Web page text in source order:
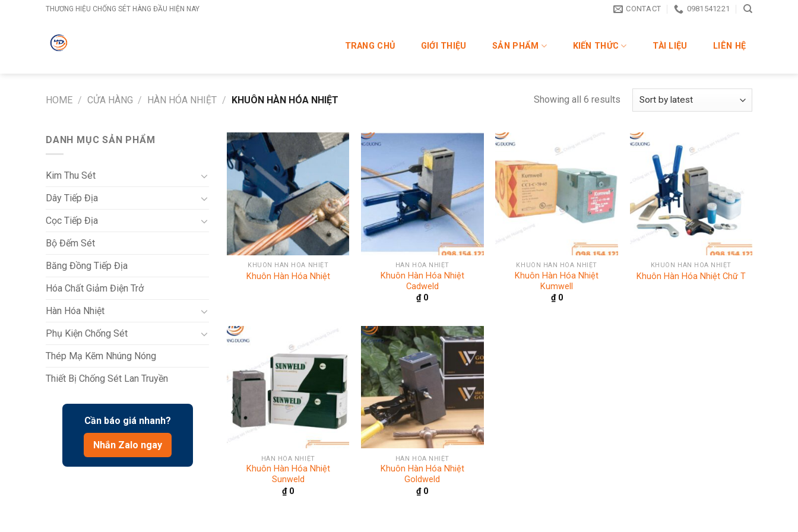
THƯƠNG HIỆU CHỐNG SÉT HÀNG ĐẦU HIỆN NAY CONTACT 0981541221
TRANG CHỦ GIỚI THIỆU SẢN PHẨM KIẾN THỨC TÀI LIỆU LIÊN HỆ
HOME / CỬA HÀNG / HÀN HÓA NHIỆT / KHUÔN HÀN HÓA NHIỆT Showing all 6 results
DANH MỤC SẢN PHẨM
Kim Thu Sét
Dây Tiếp Địa
Cọc Tiếp Địa
Bộ Đếm Sét
Băng Đồng Tiếp Địa
Hóa Chất Giảm Điện Trở
Hàn Hóa Nhiệt
Phụ Kiện Chống Sét
Thép Mạ Kẽm Nhúng Nóng
Thiết Bị Chống Sét Lan Truyền
Cần báo giá nhanh?
Nhắn Zalo ngay
+
KHUÔN HÀN HÓA NHIỆT
Khuôn Hàn Hóa Nhiệt
HÀN HÓA NHIỆT
Khuôn Hàn Hóa Nhiệt
Cadweld
₫0
KHUÔN HÀN HÓA NHIỆT
Khuôn Hàn Hóa Nhiệt
Kumwell
₫0
KHUÔN HÀN HÓA NHIỆT
Khuôn Hàn Hóa Nhiệt Chữ T
HÀN HÓA NHIỆT
Khuôn Hàn Hóa Nhiệt
Sunweld
₫0
+
HÀN HÓA NHIỆT
Khuôn Hàn Hóa Nhiệt
Goldweld
₫0